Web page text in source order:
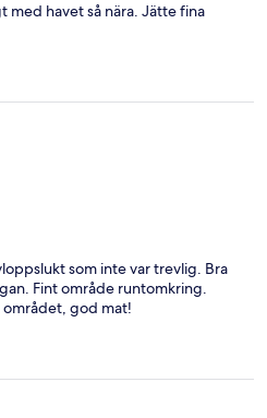
med havet så nära. Jätte fina
som inte var trevlig. Bra
Fint område runtomkring.
området, god mat!